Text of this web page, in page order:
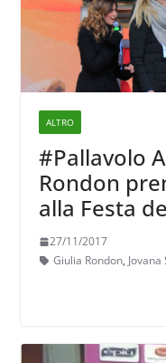
ALTRO
#Pallavolo
Rondon
alla Festa
27/11/2017
Giulia Rondon,